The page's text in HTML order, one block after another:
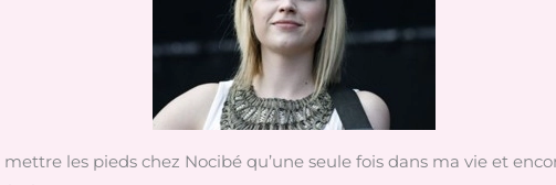
les pieds chez Nocibé qu’une seule fois dans ma vie et